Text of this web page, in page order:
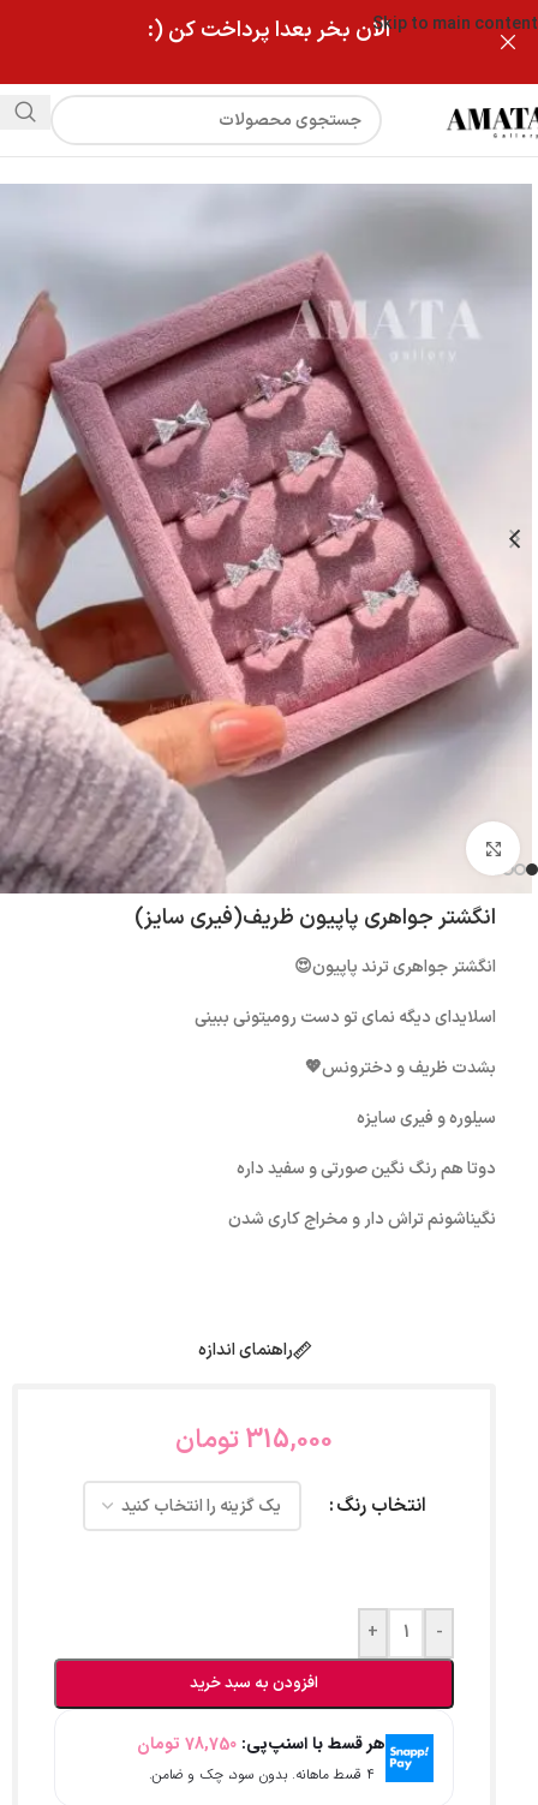
Skip to main contentالان بخر بعدا پرداخت کن (:
فروشگاه انگشتر جواهری پاپیون ظریف(فیری سایز)
بزرگنمایی تصویر
انگشتر جواهری پاپیون ظریف(فیری سایز)
انگشتر جواهری ترند پاپیون😍
اسلایدای دیگه نمای تو‌ دست رو‌میتونی ببینی
بشدت ظریف و دخترونس💖
سیلوره و فیری سایزه
دوتا هم رنگ نگین صورتی و سفید داره
نگیناشونم تراش دار و مخراج کاری شدن
راهنمای اندازه
315,000تومان
انتخاب رنگ
-
+
افزودن به سبد خرید
هر قسط با اسنپ‌پی: 78,750 تومان
۴ قسط ماهانه. بدون سود، چک و ضامن.